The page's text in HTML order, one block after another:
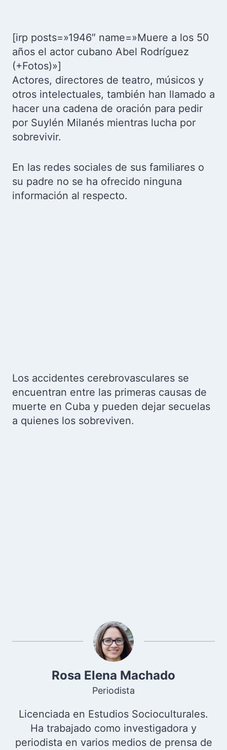
[irp posts=»1946″ name=»Muere a los 50
años el actor cubano Abel Rodríguez
(+Fotos)»]
Actores, directores de teatro, músicos y
otros intelectuales, también han llamado a
hacer una cadena de oración para pedir
por Suylén Milanés mientras lucha por
sobrevivir.
En las redes sociales de sus familiares o
su padre no se ha ofrecido ninguna
información al respecto.
Los accidentes cerebrovasculares se
encuentran entre las primeras causas de
muerte en Cuba y pueden dejar secuelas
a quienes los sobreviven.
Rosa Elena Machado
Periodista
Licenciada en Estudios Socioculturales.
Ha trabajado como investigadora y
periodista en varios medios de prensa de